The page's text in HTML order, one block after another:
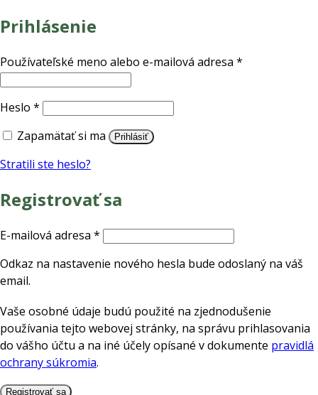
Prihlásenie
Používateľské meno alebo e-mailová adresa *
Heslo * Povinné
Zapamätať si ma
Prihlásiť
Stratili ste heslo?
Registrovať sa
E-mailová adresa * Povinné
Odkaz na nastavenie nového hesla bude odoslaný na váš
email.
Vaše osobné údaje budú použité na zjednodušenie
používania tejto webovej stránky, na správu prihlasovania
do vášho účtu a na iné účely opísané v dokumente pravidlá
ochrany súkromia.
Registrovať sa